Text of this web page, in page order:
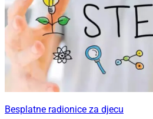
Besplatne radionice za djecu